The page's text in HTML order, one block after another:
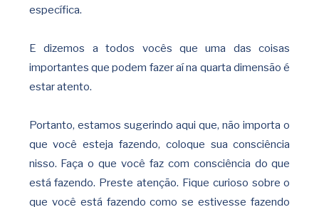
específica.
E dizemos a todos vocês que uma das coisas
importantes que podem fazer aí na quarta dimensão é
estar atento.
Portanto, estamos sugerindo aqui que, não importa o
que você esteja fazendo, coloque sua consciência
nisso. Faça o que você faz com consciência do que
está fazendo. Preste atenção. Fique curioso sobre o
que você está fazendo como se estivesse fazendo